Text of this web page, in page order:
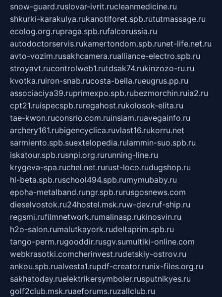
snow-guard.ruslovar-ivrit.rucleanmedicine.ru
shkurki-karakulya.rukanotiforet.spb.rututmassage.ru
ecolog.org.rupraga.spb.rufalcorussia.ru
autodoctorservis.rukamertondom.spb.runet-life.net.ru
avto-vozim.rusakhcamera.rualliance-electro.spb.ru
stroyavt.rucontrolweb1.rutdsak74.rukinzozo-ru.ru
kvotka.ruiron-snab.rucosta-bella.rueugrus.pp.ru
associaciya39.ruprimexpo.spb.rubezmorchin.ruia2.ru
cpt21.ruispecspb.ruregahost.rukolosok-elita.ru
tae-kwon.ruconsrio.com.ruinsiam.ruavegainfo.ru
archery161.rubigencyclica.ruvlast16.rukorru.net
sarmiento.spb.suextelopedia.rulammin-suo.spb.ru
iskatour.spb.rusnpi.org.rurunning-line.ru
krygeva-spa.ruchel.net.rurust-loco.rudugshop.ru
hl-beta.spb.ruschool494.spb.rumymubaby.ru
epoha-metalband.rungr.spb.rurusgosnews.com
dieselvostok.ru24hostel.msk.ruw-dev.ruf-ship.ru
regsmi.rufilmnetwork.rumalinasp.rukinosvin.ru
h2o-salon.rumalutkayork.rudeltaprim.spb.ru
tango-perm.rugooddir.rusgv.sumultiki-online.com
webkrasotki.comcherinvest.rudetskiy-ostrov.ru
ankou.spb.rualvesta1.rupdf-creator.runix-files.org.ru
sakhatoday.ruelektrikersymboler.rusputnikyes.ru
golf2club.msk.ruaeforums.ruzallclub.ru